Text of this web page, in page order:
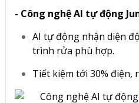
- Công nghệ AI tự động
AI tự động nhận diện
trình rửa phù hợp.
Tiết kiệm tới 30% điện,